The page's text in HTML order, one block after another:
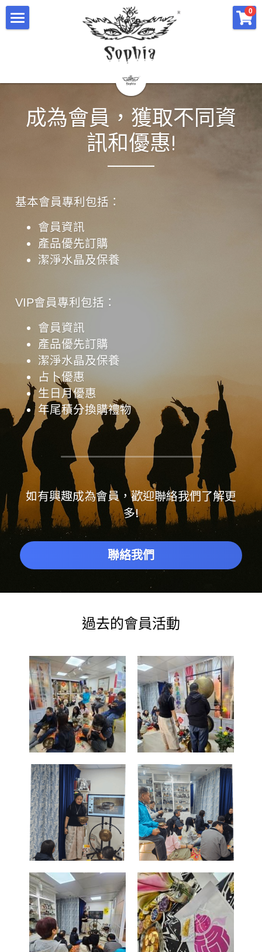
0
影片
合作的老師團隊
商務活動
會員專區
成為會員，獲取不同資
訊和優惠!
基本會員專利包括：
會員資訊
產品優先訂購
潔淨水晶及保養
VIP會員專利包括：
會員資訊
產品優先訂購
潔淨水晶及保養
占卜優惠
生日月優惠
年尾積分換購禮物
如有興趣成為會員，歡迎聯絡我們了解更
多!
聯絡我們
過去的會員活動
×
商品分類 ×
部落格分類
精選商品
水晶資訊
IRIS活動體驗回顧